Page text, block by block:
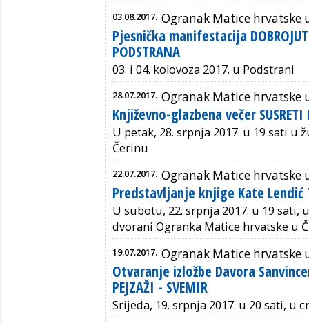
03.08.2017. Ogranak Matice hrvatske
Pjesnička manifestacija
PODSTRANA
03. i 04. kolovoza 2017. u Podstrani
28.07.2017. Ogranak Matice hrvatske
Književno-glazbena večer SUSRETI
U petak, 28. srpnja 2017. u 19 sati u
Čerinu
22.07.2017. Ogranak Matice hrvatske
Predstavljanje knjige Kate Lendić
U subotu, 22. srpnja 2017. u 19 sati,
dvorani Ogranka Matice hrvatske u
19.07.2017. Ogranak Matice hrvatske
Otvaranje izložbe Davora
PEJZAŽI - SVEMIR
Srijeda, 19. srpnja 2017. u 20 sati, u